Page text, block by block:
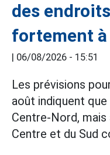
des
fortement
06/08/2026 - 15:51
Les prévisions
août indiquent
Centre-Nord, mais
Centre et du Sud